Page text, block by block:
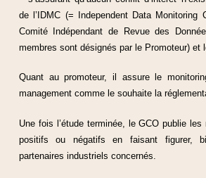
de l’IDMC (= Independent Data Monitoring
Comité Indépendant de Revue des
membres sont désignés par le Promoteur) et
Quant au promoteur, il assure le
management comme le souhaite la
Une fois l’étude terminée, le GCO publie les
positifs ou négatifs en faisant figurer,
partenaires industriels concernés.